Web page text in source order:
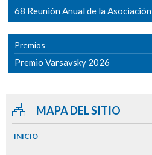
68 Reunión Anual de la Asociación
Premios
Premio Varsavsky 2026
MAPA DEL SITIO
INICIO